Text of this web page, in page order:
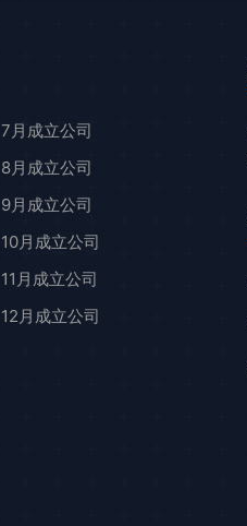
7月成立公司
8月成立公司
9月成立公司
10月成立公司
11月成立公司
12月成立公司